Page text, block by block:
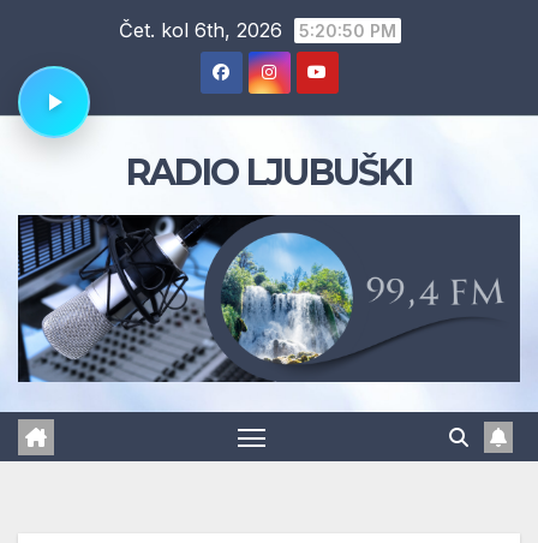
content
Čet. kol 6th, 2026 5:20:51 PM
RADIO LJUBUŠKI